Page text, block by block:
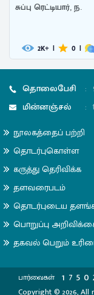
சுப்பு ரெட்டியார், ந.
2K+ | 0 |
தொலைபேசி :
மின்னஞ்சல்
:
நூலகத்தைப் பற்றி
தொடர்புகொள்ள
கருத்து தெரிவிக்க
தளவரைபடம்
தொடர்புடைய
பொறுப்பு
தகவல் பெறும்
பார்வைகள் 1 7 5 0
Copyright © 2026,